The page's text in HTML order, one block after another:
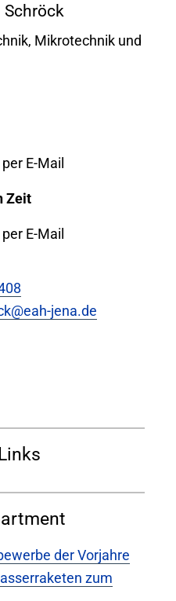
Schröck
Mikrotechnik und
E-Mail
Zeit
E-Mail
jena.de
der Vorjahre
zum